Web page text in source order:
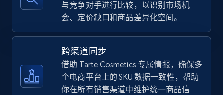
TikTok Shop - discover records by shop url
URL, Title, Available, Description, Currency, Initial
price, Final price, Discount percent, and more.
5.4K+ 668+ 立即开始
与竞争对手进行比较，以识别市场机
会、定价缺口和商品差异化空间。
跨渠道同步
借助 Tarte Cosmetics 专属情报，确保多
个电商平台上的 SKU 数据一致性，帮助
你在所有销售渠道中维护统一商品信